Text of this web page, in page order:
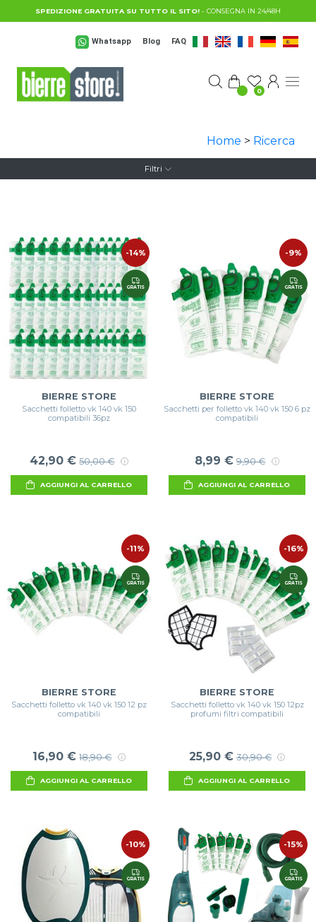
Salta al contenuto principale
SPEDIZIONE GRATUITA SU TUTTO IL SITO! - CONSEGNA IN 24/48H
Whatsapp Blog FAQ
0
Home > Ricerca
Filtri
-14%
GRATIS
BIERRE STORE
Sacchetti folletto vk 140 vk 150
compatibili 36pz
42,90 € 50,00 €
AGGIUNGI AL CARRELLO
-9%
GRATIS
BIERRE STORE
Sacchetti per folletto vk 140 vk 150 6 pz
compatibili
8,99 € 9,90 €
AGGIUNGI AL CARRELLO
-11%
GRATIS
BIERRE STORE
Sacchetti folletto vk 140 vk 150 12 pz
compatibili
16,90 € 18,90 €
AGGIUNGI AL CARRELLO
-16%
GRATIS
BIERRE STORE
Sacchetti folletto vk 140 vk 150 12pz
profumi filtri compatibili
25,90 € 30,90 €
AGGIUNGI AL CARRELLO
-10%
GRATIS
-15%
GRATIS